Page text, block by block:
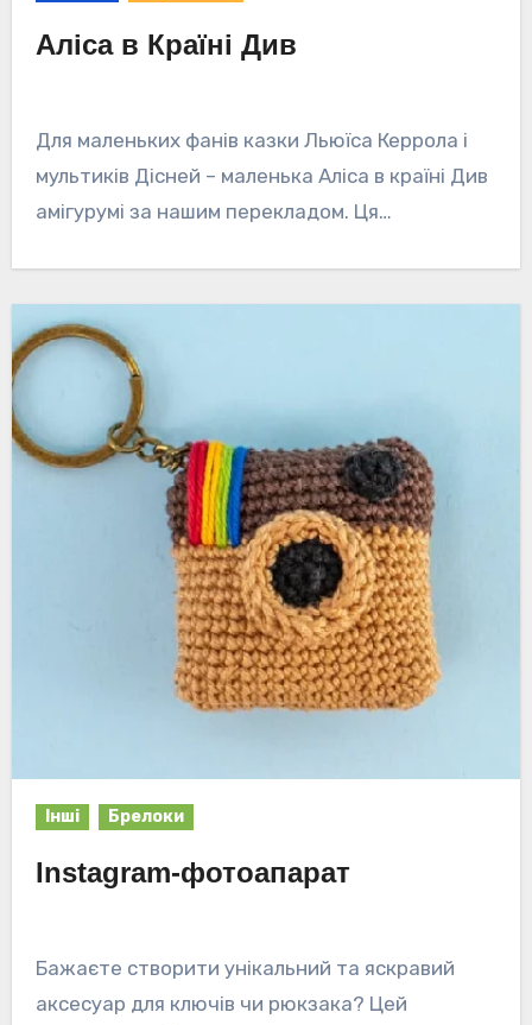
Аліса в Країні Див
Для маленьких фанів казки Льюїса Керрола і
мультиків Дісней – маленька Аліса в країні Див
амігурумі за нашим перекладом. Ця…
Інші Брелоки
Instagram-фотоапарат
Бажаєте створити унікальний та яскравий
аксесуар для ключів чи рюкзака? Цей